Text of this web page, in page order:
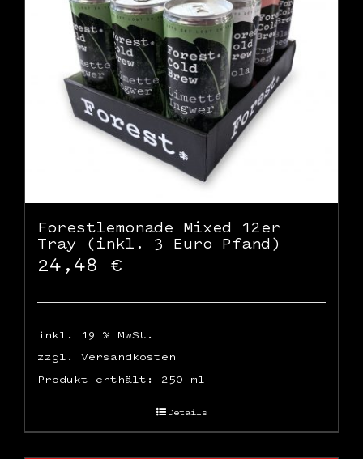
WooCommerce Warenkorb
Forestlemonade Mixed 12er
Tray (inkl. 3 Euro Pfand)
24,48 €
inkl. 19 % MwSt.
zzgl. Versandkosten
Produkt enthält: 250 ml
Details